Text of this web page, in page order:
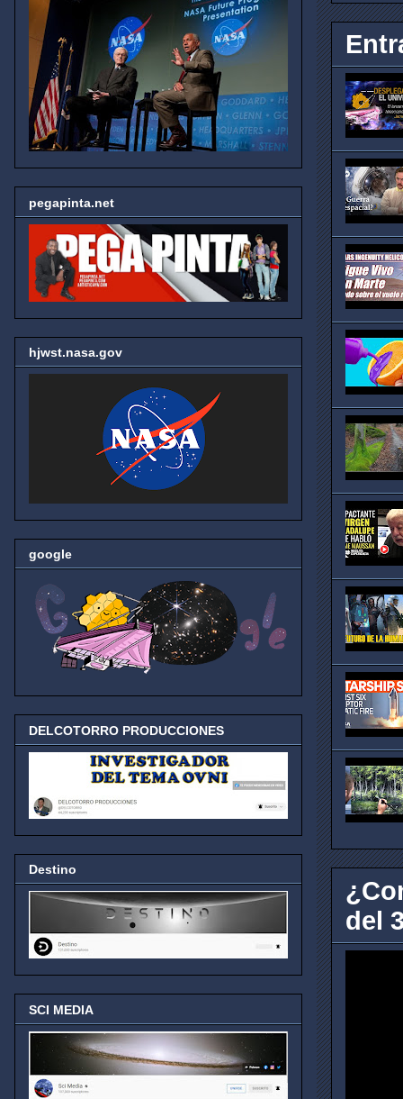
del
pegapinta.net
hjwst.nasa.gov
google
DELCOTORRO PRODUCCIONES
Destino
SCI MEDIA